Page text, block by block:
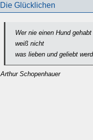
Die Glücklichen
Wer nie einen Hund
weiß nicht
was lieben und geliebt
Arthur Schopenhauer